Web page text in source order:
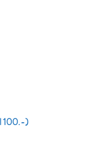
100.-)